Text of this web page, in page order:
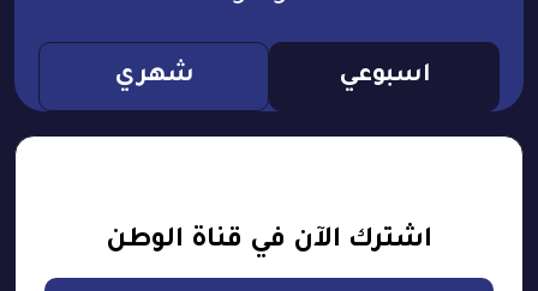
اسبوعي شهري
اشترك الآن في قناة الوطن